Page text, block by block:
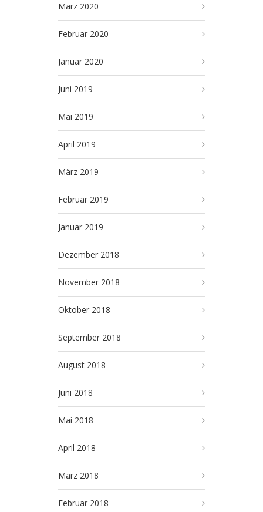
März 2020
Februar 2020
Januar 2020
Juni 2019
Mai 2019
April 2019
März 2019
Februar 2019
Januar 2019
Dezember 2018
November 2018
Oktober 2018
September 2018
August 2018
Juni 2018
Mai 2018
April 2018
März 2018
Februar 2018